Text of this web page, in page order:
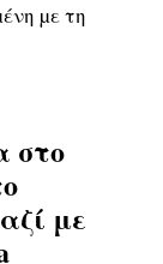
µε τη
στο
με